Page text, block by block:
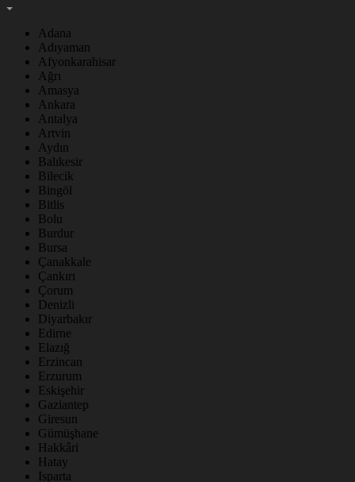
Adana
Adıyaman
Afyonkarahisar
Ağrı
Amasya
Ankara
Antalya
Artvin
Aydın
Balıkesir
Bilecik
Bingöl
Bitlis
Bolu
Burdur
Bursa
Çanakkale
Çankırı
Çorum
Denizli
Diyarbakır
Edirne
Elazığ
Erzincan
Erzurum
Eskişehir
Gaziantep
Giresun
Gümüşhane
Hakkâri
Hatay
Isparta